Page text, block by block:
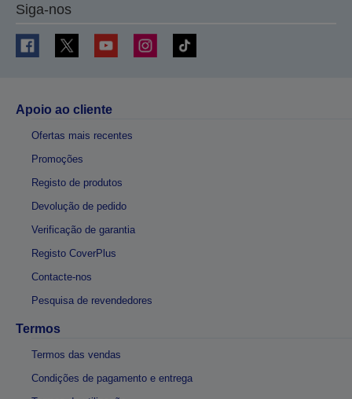
Siga-nos
Apoio ao cliente
Ofertas mais recentes
Promoções
Registo de produtos
Devolução de pedido
Verificação de garantia
Registo CoverPlus
Contacte-nos
Pesquisa de revendedores
Termos
Termos das vendas
Condições de pagamento e entrega